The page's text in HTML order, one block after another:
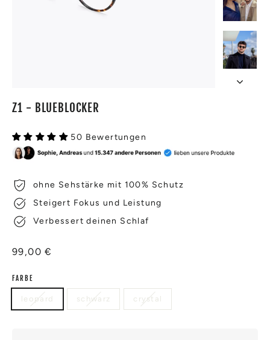
Z1 - BLUEBLOCKER
50 Bewertungen
ohne Sehstärke mit 100% Schutz
Steigert Fokus und Leistung
Verbessert deinen Schlaf
Normaler
99,00 €
FARBE
leopard schwarz crystal